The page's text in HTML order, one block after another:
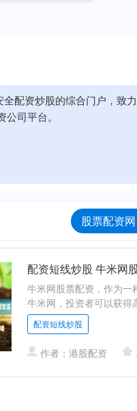
配资炒股的综合门户，致
司平台。
股票配资
配资短线炒股 牛米网
牛米网股票配资，作为一
牛米网，投资者可以获
配资短线炒股
作者：港股配资